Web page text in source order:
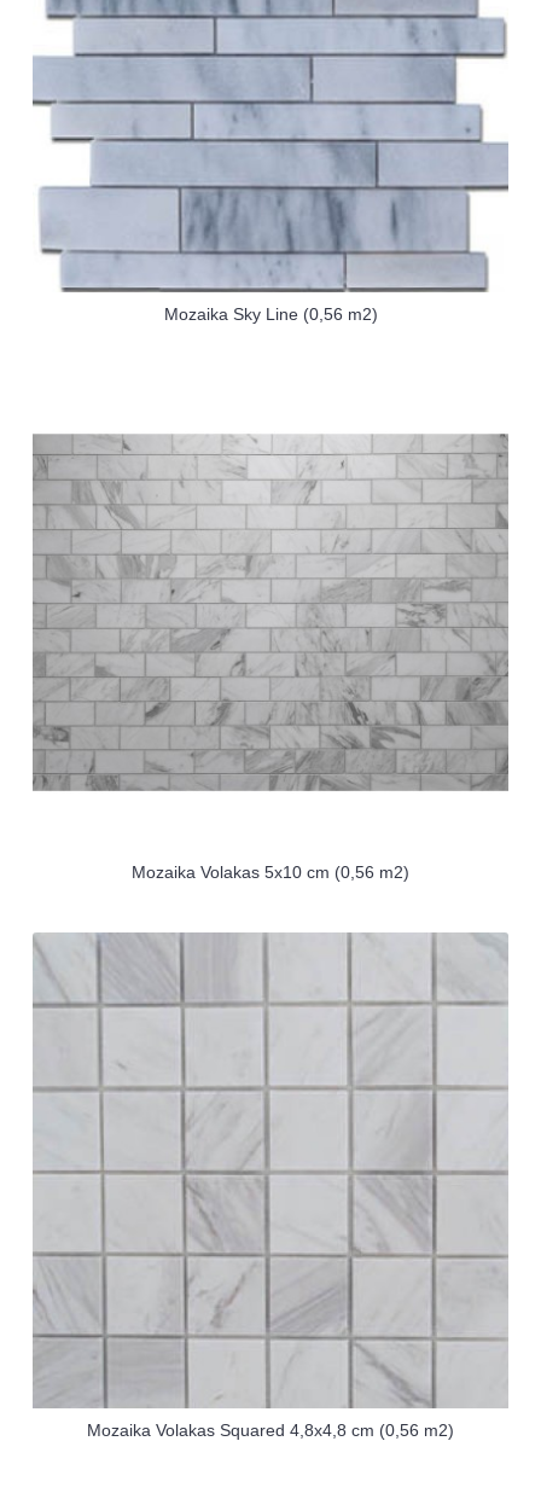
Mozaika Sky Line (0,56 m2)
Mozaika Volakas 5x10 cm (0,56 m2)
Mozaika Volakas Squared 4,8x4,8 cm (0,56 m2)